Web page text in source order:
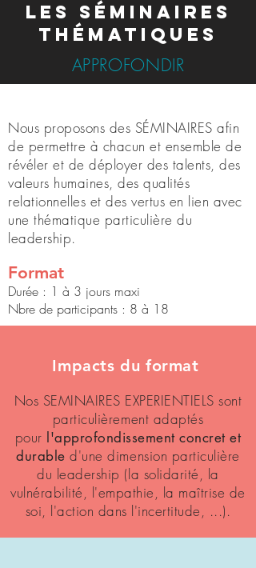
les séminaires
thématiques
APPROFONDIR
Nous proposons des SÉMINAIRES afin
de permettre à chacun et ensemble de
révéler et de déployer des talents, des
valeurs humaines, des qualités
relationnelles et des vertus en lien avec
une thématique particulière du
leadership.
Format
Durée : 1 à 3 jours maxi
Nbre de participants : 8 à 18
Impacts du format
Nos SEMINAIRES EXPERIENTIELS sont
particulièrement adaptés
pour l'approfondissement concret et
durable d'une dimension particulière
du leadership (la solidarité, la
vulnérabilité, l'empathie, la maîtrise de
soi, l'action dans l'incertitude, ...).